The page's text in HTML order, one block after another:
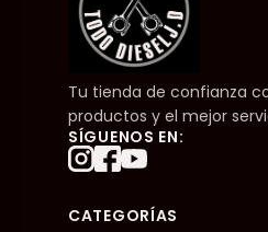
Tu tienda de confianza
productos y el mejor
SÍGUENOS EN:
CATEGORÍAS